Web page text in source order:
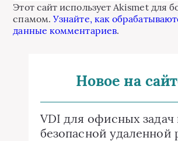
Этот сайт использует Akismet для
спамом.Узнайте, как
данные комментариев.
Новое на
VDI для офисных задач
безопасной удаленной